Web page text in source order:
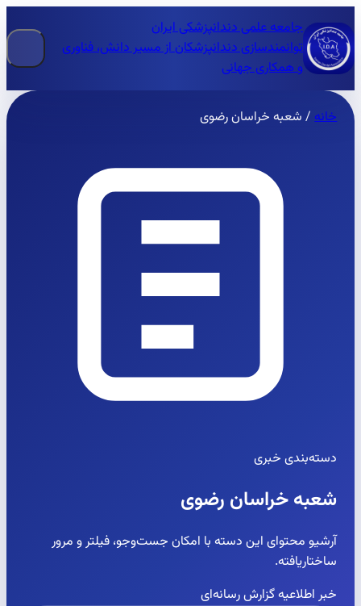
جامعه علمی دندانپزشکی ایران
توانمندسازی دندانپزشکان از مسیر دانش، فناوری
و همکاری جهانی
خانه / شعبه خراسان رضوی
دسته‌بندی خبری
شعبه خراسان رضوی
آرشیو محتوای این دسته با امکان جست‌وجو، فیلتر و مرور
ساختاریافته.
خبر اطلاعیهگزارش رسانه‌ای